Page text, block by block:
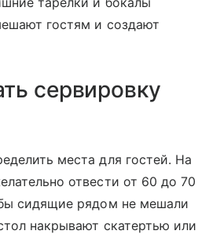
гостям и создают
сервировку
места для гостей. На
отвести от 60 до 70
сидящие рядом не мешали
накрывают скатертью или